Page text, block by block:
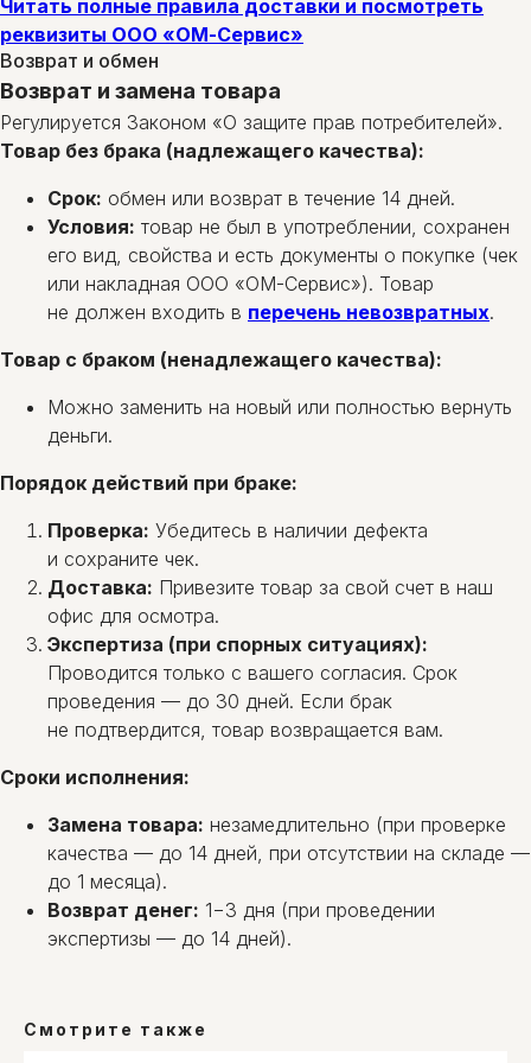
Читать полные правила доставки и посмотреть
реквизиты ООО «ОМ-Сервис»
Возврат и обмен
Возврат и замена товара
Регулируется Законом «О защите прав потребителей».
Товар без брака (надлежащего качества):
Срок: обмен или возврат в течение 14 дней.
Условия: товар не был в употреблении, сохранен
его вид, свойства и есть документы о покупке (чек
или накладная ООО «ОМ-Сервис»). Товар
не должен входить в перечень невозвратных.
Товар с браком (ненадлежащего качества):
Можно заменить на новый или полностью вернуть
деньги.
Порядок действий при браке:
Проверка: Убедитесь в наличии дефекта
и сохраните чек.
Доставка: Привезите товар за свой счет в наш
офис для осмотра.
Экспертиза (при спорных ситуациях):
Проводится только с вашего согласия. Срок
проведения — до 30 дней. Если брак
не подтвердится, товар возвращается вам.
Сроки исполнения:
Замена товара: незамедлительно (при проверке
качества — до 14 дней, при отсутствии на складе —
до 1 месяца).
Возврат денег: 1−3 дня (при проведении
экспертизы — до 14 дней).
Смотрите также
ОМ-СЕРВИС
г.Минск, ул. Олешева, 14,
2-й этаж, каб. 2.
Многоканальный
+375 (29) 145-45-69
Городской
+375 (17) 300-48-2 6